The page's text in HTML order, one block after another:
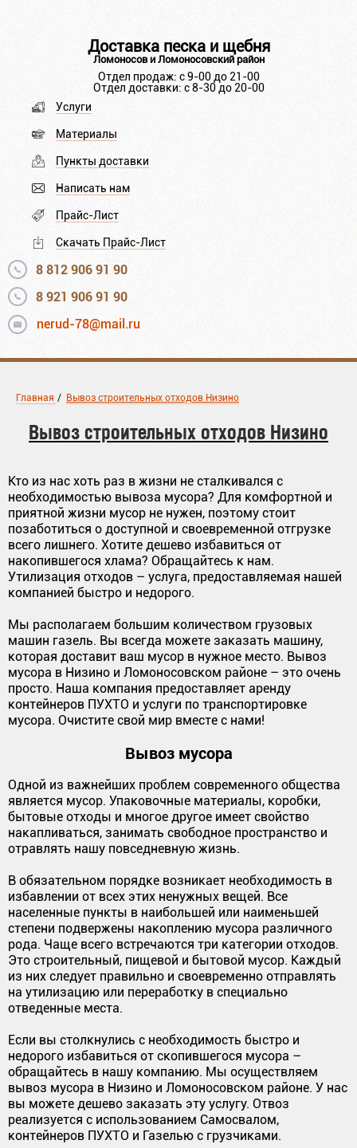
Доставка песка и щебня
Ломоносов и Ломоносовский район
Отдел продаж: с 9-00 до 21-00
Отдел доставки: с 8-30 до 20-00
Услуги
Материалы
Пункты доставки
Написать нам
Прайс-Лист
Скачать Прайс-Лист
8 812 906 91 90
8 921 906 91 90
nerud-78@mail.ru
Главная / Вывоз строительных отходов Низино
Вывоз строительных отходов Низино
Кто из нас хоть раз в жизни не сталкивался с
необходимостью вывоза мусора? Для комфортной и
приятной жизни мусор не нужен, поэтому стоит
позаботиться о доступной и своевременной отгрузке
всего лишнего. Хотите дешево избавиться от
накопившегося хлама? Обращайтесь к нам.
Утилизация отходов – услуга, предоставляемая нашей
компанией быстро и недорого.
Мы располагаем большим количеством грузовых
машин газель. Вы всегда можете заказать машину,
которая доставит ваш мусор в нужное место. Вывоз
мусора в Низино и Ломоносовском районе – это очень
просто. Наша компания предоставляет аренду
контейнеров ПУХТО и услуги по транспортировке
мусора. Очистите свой мир вместе с нами!
Вывоз мусора
Одной из важнейших проблем современного общества
является мусор. Упаковочные материалы, коробки,
бытовые отходы и многое другое имеет свойство
накапливаться, занимать свободное пространство и
отравлять нашу повседневную жизнь.
В обязательном порядке возникает необходимость в
избавлении от всех этих ненужных вещей. Все
населенные пункты в наибольшей или наименьшей
степени подвержены накоплению мусора различного
рода. Чаще всего встречаются три категории отходов.
Это строительный, пищевой и бытовой мусор. Каждый
из них следует правильно и своевременно отправлять
на утилизацию или переработку в специально
отведенные места.
Если вы столкнулись с необходимость быстро и
недорого избавиться от скопившегося мусора –
обращайтесь в нашу компанию. Мы осуществляем
вывоз мусора в Низино и Ломоносовском районе. У нас
вы можете дешево заказать эту услугу. Отвоз
реализуется с использованием Самосвалом,
контейнеров ПУХТО и Газелью с грузчиками.